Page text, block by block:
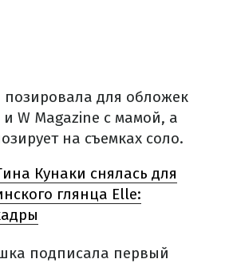
позировала для обложек
и W Magazine с мамой, а
на съемках соло.
Кунаки снялась для
глянца Elle:
подписала первый